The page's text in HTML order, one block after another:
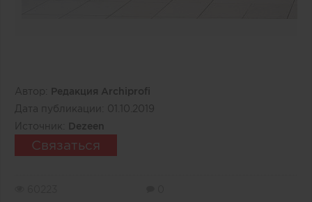
Автор:
Редакция Archiprofi
Дата публикации: 01.10.2019
Источник:
Dezeen
Связаться